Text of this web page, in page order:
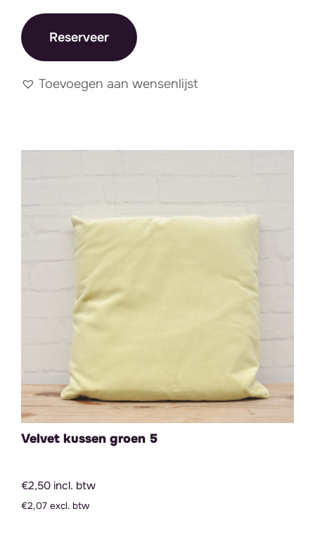
Reserveer
Toevoegen aan wensenlijst
Velvet kussen groen 5
€2,50 incl. btw
€2,07 excl. btw